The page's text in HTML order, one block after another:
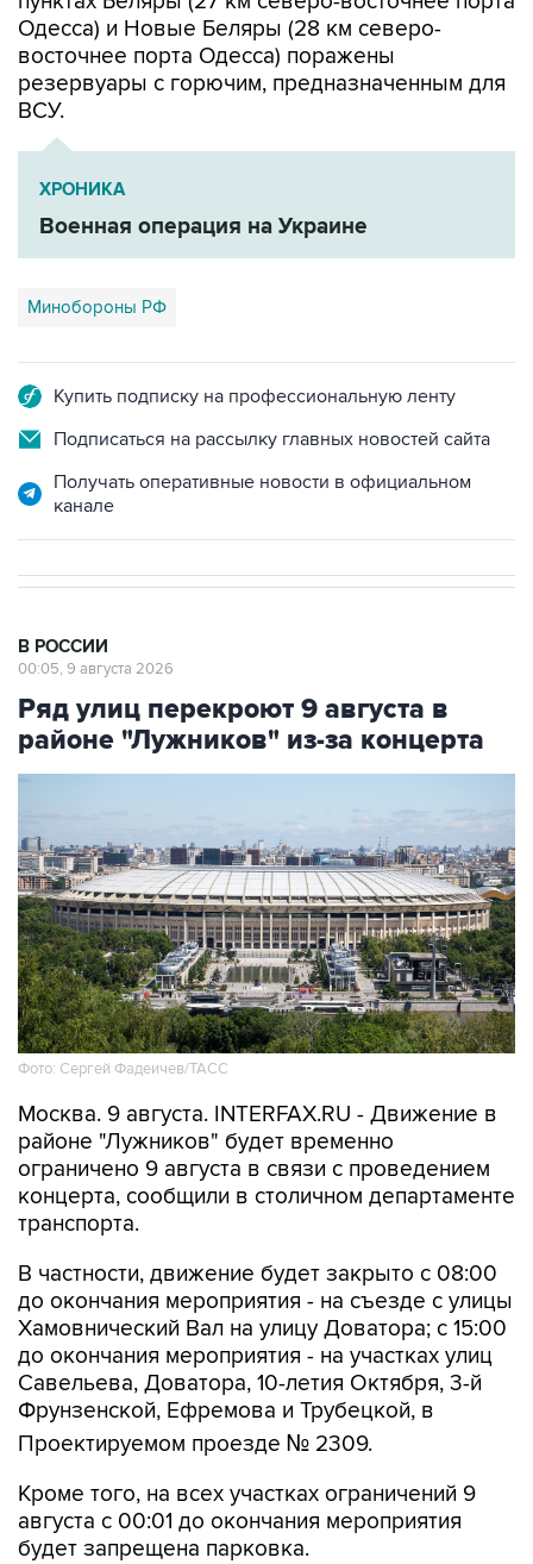
Одесса) и Новые Беляры (28 км северо-
восточнее порта Одесса) поражены
резервуары с горючим, предназначенным для
ВСУ.
ХРОНИКА
Военная операция на Украине
Минобороны РФ
Купить подписку на профессиональную ленту
Подписаться на рассылку главных новостей сайта
Получать оперативные новости в официальном
канале
В РОССИИ
00:05, 9 августа 2026
Ряд улиц перекроют 9 августа в
районе "Лужников" из-за концерта
Фото: Сергей Фадеичев/ТАСС
Москва. 9 августа. INTERFAX.RU - Движение в
районе "Лужников" будет временно
ограничено 9 августа в связи с проведением
концерта, сообщили в столичном департаменте
транспорта.
В частности, движение будет закрыто с 08:00
до окончания мероприятия - на съезде с улицы
Хамовнический Вал на улицу Доватора; с 15:00
до окончания мероприятия - на участках улиц
Савельева, Доватора, 10-летия Октября, 3-й
Фрунзенской, Ефремова и Трубецкой, в
Проектируемом проезде № 2309.
Кроме того, на всех участках ограничений 9
августа с 00:01 до окончания мероприятия
будет запрещена парковка.